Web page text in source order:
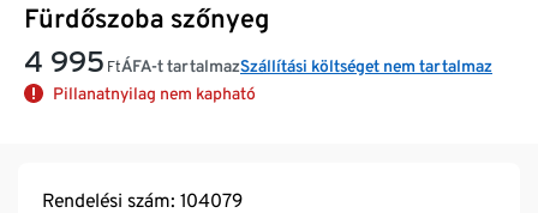
Fürdőszoba szőnyeg
4 995 FtÁFA-t tartalmazSzállítási költséget nem tartalmaz
Pillanatnyilag nem kapható
Rendelési szám: 104079